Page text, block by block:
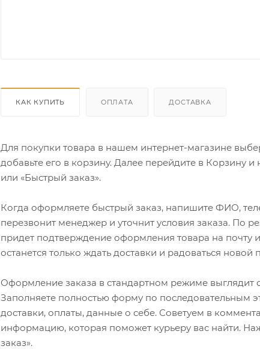
КАК КУПИТЬ ОПЛАТА ДОСТАВКА
Для покупки товара в нашем интернет-магазине
добавьте его в корзину. Далее перейдите в Корзину
или «Быстрый заказ».
Когда оформляете быстрый заказ, напишите ФИО,
перезвонит менеджер и уточнит условия заказа. По
придет подтверждение оформления товара на почту
останется только ждать доставки и радоваться новой
Оформление заказа в стандартном режиме
Заполняете полностью форму по последовательным
доставки, оплаты, данные о себе. Советуем в
информацию, которая поможет курьеру вас найти.
заказ».